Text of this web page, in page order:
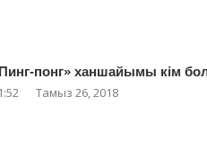
понг» ханшайымы кім
Тамыз 26, 2018